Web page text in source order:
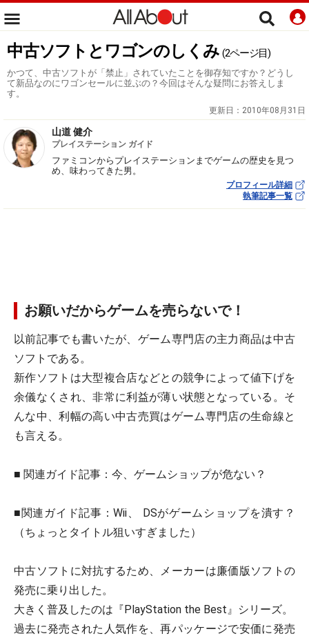
中古ソフトとワゴンのしくみ (2ページ目)
かつて、中古ソフトが「禁止」されていたことを御存知ですか？どうし
て新品なのにワゴンセールに並ぶの？今回はそんな疑問にお答えしま
す。
更新日： 2010年08月31日
山道 健介
プレイステーション ガイド
ファミコンからプレイステーションまでゲームの歴史を見つ
め、味わってきた男。
プロフィール詳細
執筆記事一覧
お願いだからゲームを売らないで！
以前記事でも書いたが、ゲーム専門店の主力商品は中古
ソフトである。
新作ソフトは大型複合店などとの競争によって値下げを
余儀なくされ、非常に利益が薄い状態となっている。そ
んな中、利幅の高い中古売買はゲーム専門店の生命線と
も言える。
■ 関連ガイド記事：今、ゲームショップが危ない？
■関連ガイド記事：Wii、 DSがゲームショップを潰す？
（ちょっとタイトル狙いすぎました）
中古ソフトに対抗するため、メーカーは廉価版ソフトの
発売に乗り出した。
大きく普及したのは『PlayStation the Best』シリーズ。
過去に発売された人気作を、再パッケージで安価に発売